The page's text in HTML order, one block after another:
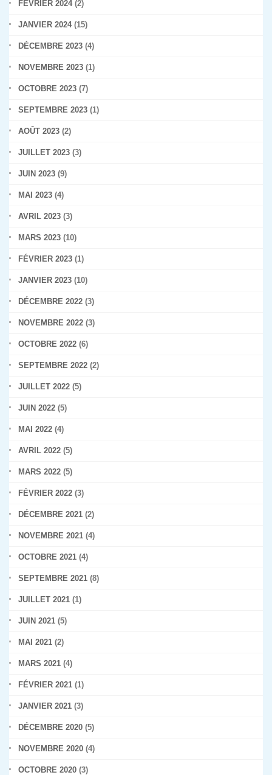
FÉVRIER 2024(2)
JANVIER 2024(15)
DÉCEMBRE 2023 (4)
NOVEMBRE 2023 (1)
OCTOBRE 2023 (7)
SEPTEMBRE 2023 (1)
AOÛT 2023 (2)
JUILLET 2023 (3)
JUIN 2023 (9)
MAI 2023 (4)
AVRIL 2023 (3)
MARS 2023 (10)
FÉVRIER 2023 (1)
JANVIER 2023 (10)
DÉCEMBRE 2022 (3)
NOVEMBRE 2022 (3)
OCTOBRE 2022 (6)
SEPTEMBRE 2022 (2)
JUILLET 2022 (5)
JUIN 2022 (5)
MAI 2022 (4)
AVRIL 2022 (5)
MARS 2022 (5)
FÉVRIER 2022 (3)
DÉCEMBRE 2021 (2)
NOVEMBRE 2021 (4)
OCTOBRE 2021 (4)
SEPTEMBRE 2021 (8)
JUILLET 2021 (1)
JUIN 2021 (5)
MAI 2021 (2)
MARS 2021 (4)
FÉVRIER 2021 (1)
JANVIER 2021 (3)
DÉCEMBRE 2020 (5)
NOVEMBRE 2020 (4)
OCTOBRE 2020 (3)